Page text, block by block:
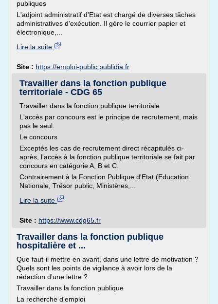
publiques
L'adjoint administratif d'Etat est chargé de diverses tâches
administratives d'exécution. Il gère le courrier papier et
électronique,...
Lire la suite
Site : https://emploi-public.publidia.fr
Travailler dans la fonction publique
territoriale - CDG 65
Travailler dans la fonction publique territoriale
L'accès par concours est le principe de recrutement, mais
pas le seul.
Le concours
Exceptés les cas de recrutement direct récapitulés ci-
après, l'accès à la fonction publique territoriale se fait par
concours en catégorie A, B et C.
Contrairement à la Fonction Publique d'Etat (Education
Nationale, Trésor public, Ministères,...
Lire la suite
Site : https://www.cdg65.fr
Travailler dans la fonction publique
hospitalière et ...
Que faut-il mettre en avant, dans une lettre de motivation ?
Quels sont les points de vigilance à avoir lors de la
rédaction d'une lettre ?
Travailler dans la fonction publique
La recherche d'emploi